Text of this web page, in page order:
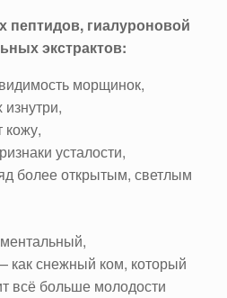
пептидов, гиалуроновой
экстрактов:
морщинок,
кожу,
усталости,
более открытым, светлым
как снежный ком, который
всё больше молодости